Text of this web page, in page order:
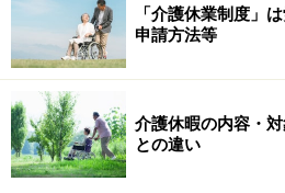
不手際から怪我をした
「抱き起こしたときに倒れて、
なんていう場合は、事業所へ連
負担してもらうことも可能です
「介護休業制度」
申請方法等
介護休暇の内容・
との違い